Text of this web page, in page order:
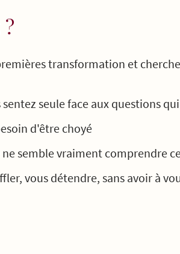
transformation et
seule face aux questions
d'être choyé
semble vraiment comprendre
vous détendre, sans avoir à